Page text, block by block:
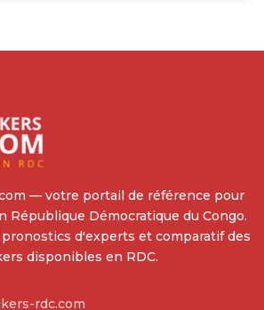
— votre portail de référence pour
République Démocratique du Congo.
d'experts et comparatif des
disponibles en RDC.
rdc.com